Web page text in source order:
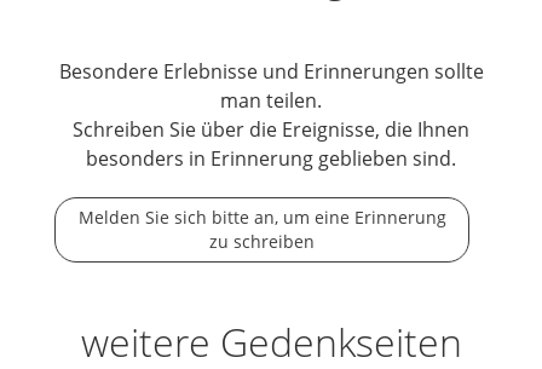
Besondere Erlebnisse und Erinnerungen sollte
man teilen.
Schreiben Sie über die Ereignisse, die Ihnen
besonders in Erinnerung geblieben sind.
Melden Sie sich bitte an, um eine Erinnerung
zu schreiben
weitere Gedenkseiten